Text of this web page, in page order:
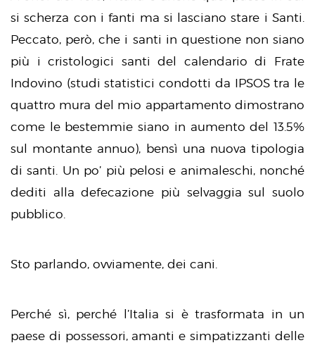
si scherza con i fanti ma si lasciano stare i Santi.
Peccato, però, che i santi in questione non siano
più i cristologici santi del calendario di Frate
Indovino (studi statistici condotti da IPSOS tra le
quattro mura del mio appartamento dimostrano
come le bestemmie siano in aumento del 13.5%
sul montante annuo), bensì una nuova tipologia
di santi. Un po’ più pelosi e animaleschi, nonché
dediti alla defecazione più selvaggia sul suolo
pubblico.
Sto parlando, ovviamente, dei cani.
Perché sì, perché l’Italia si è trasformata in un
paese di possessori, amanti e simpatizzanti delle